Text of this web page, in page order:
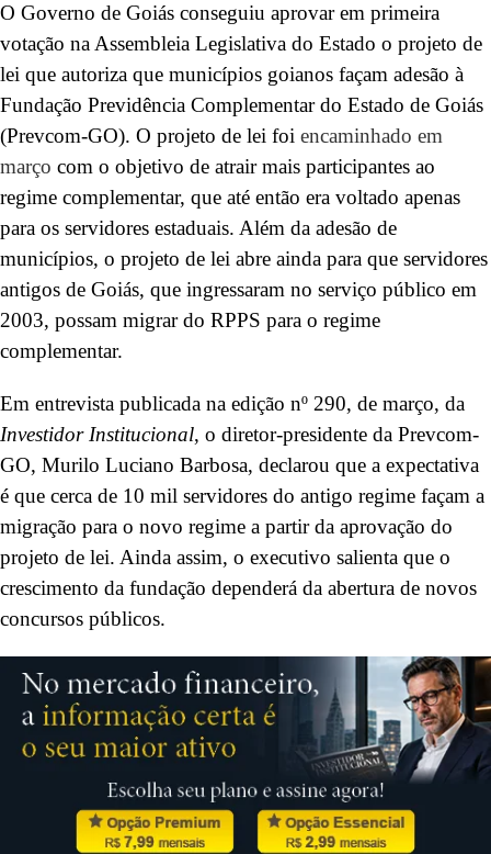
O Governo de Goiás conseguiu aprovar em primeira
votação na Assembleia Legislativa do Estado o projeto de
lei que autoriza que municípios goianos façam adesão à
Fundação Previdência Complementar do Estado de Goiás
(Prevcom-GO). O projeto de lei foi encaminhado em
março com o objetivo de atrair mais participantes ao
regime complementar, que até então era voltado apenas
para os servidores estaduais. Além da adesão de
municípios, o projeto de lei abre ainda para que servidores
antigos de Goiás, que ingressaram no serviço público em
2003, possam migrar do RPPS para o regime
complementar.
Em entrevista publicada na edição nº 290, de março, da
Investidor Institucional, o diretor-presidente da Prevcom-
GO, Murilo Luciano Barbosa, declarou que a expectativa
é que cerca de 10 mil servidores do antigo regime façam a
migração para o novo regime a partir da aprovação do
projeto de lei. Ainda assim, o executivo salienta que o
crescimento da fundação dependerá da abertura de novos
concursos públicos.